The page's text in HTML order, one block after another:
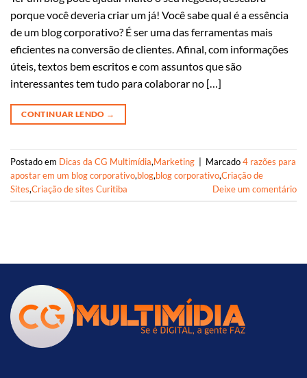
porque você deveria criar um já! Você sabe qual é a essência
de um blog corporativo? É ser uma das ferramentas mais
eficientes na conversão de clientes. Afinal, com informações
úteis, textos bem escritos e com assuntos que são
interessantes tem tudo para colaborar no […]
CONTINUAR LENDO →
Postado em Dicas da CG Multimídia,Marketing Marcado4 razões para
apostar em um blog corporativo,blog,blog corporativo,Criação de
Sites,Criação de sites Curitiba Deixe um comentário